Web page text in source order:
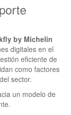
by Michelin
digitales en el
eficiente de
como factores
sector.
un modelo de